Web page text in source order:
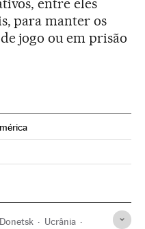
para manter os
jogo ou em prisão
en Instagram
en Facebook
Donetsk Ucrânia